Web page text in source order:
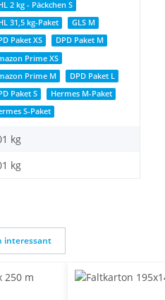
2 kg - Päckchen S
31,5 kg-Paket
GLS M
Paket XS
DPD Paket M
Prime XS
Prime M
DPD Paket L
Paket S
Hermes M-Paket
S-Paket
kg
kg
interessant